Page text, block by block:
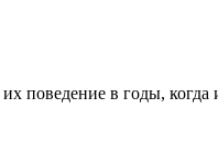
поведение в годы,